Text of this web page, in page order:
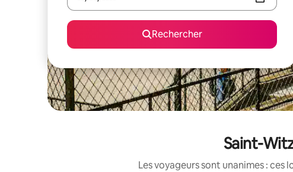
Rechercher
Saint-
Les voyageurs sont unanimes :